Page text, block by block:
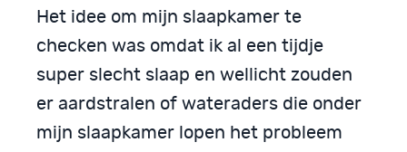
Het idee om mijn slaapkamer te
checken was omdat ik al een tijdje
super slecht slaap en wellicht zouden
er aardstralen of wateraders die onder
mijn slaapkamer lopen het probleem